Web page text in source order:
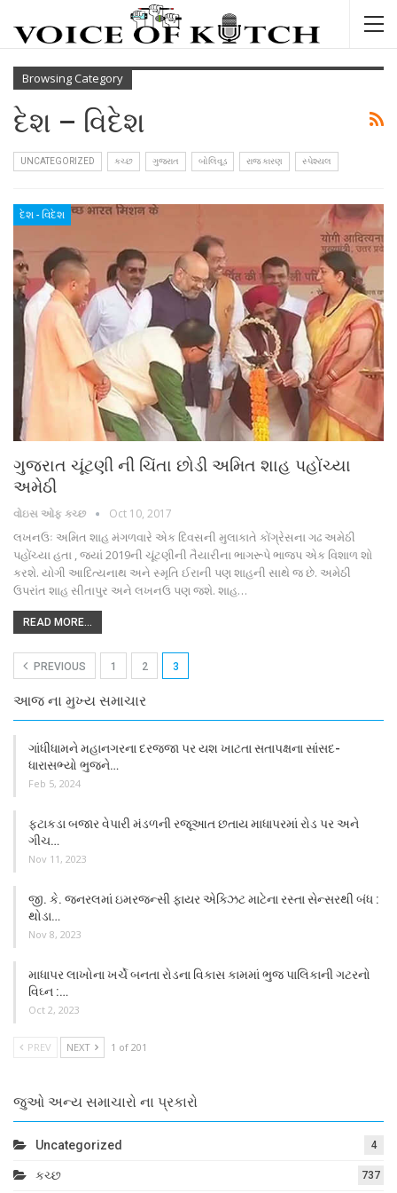
Browsing Category
દેશ – વિદેશ
UNCATEGORIZED કચ્છ ગુજરાત બોલિવૂડ રાજ કારણ સ્પેશ્યલ
દેશ - વિદેશ
ગુજરાત ચૂંટણી ની ચિંતા છોડી અમિત શાહ પહોંચ્યા
અમેઠી
વોઇસ ઓફ કચ્છ Oct 10, 2017
લખનઉઃ અમિત શાહ મંગળવારે એક દિવસની મુલાકાતે કોંગ્રેસના ગઢ અમેઠી
પહોંચ્યા હતા , જ્યાં 2019ની ચૂંટણીની તૈયારીના ભાગરૂપે ભાજપ એક વિશાળ શો
કરશે. યોગી આદિત્યનાથ અને સ્મૃતિ ઈરાની પણ શાહની સાથે જ છે. અમેઠી
ઉપરાંત શાહ સીતાપુર અને લખનઉ પણ જશે. શાહ…
READ MORE...
PREVIOUS 1 2 3
આજ ના મુખ્ય સમાચાર
ગાંધીધામને મહાનગરના દરજજા પર યશ ખાટતા સતાપક્ષના સાંસદ-
ધારાસભ્યો ભુજને…
Feb 5, 2024
ફટાકડા બજાર વેપારી મંડળની રજૂઆત છતાય માધાપરમાં રોડ પર અને
ગીચ…
Nov 11, 2023
જી. કે. જનરલમાં ઇમરજન્સી ફાયર એક્ઝિટ માટેના રસ્તા સેન્સરથી બંધ :
થોડા…
Nov 8, 2023
માધાપર લાખોના ખર્ચે બનતા રોડના વિકાસ કામમાં ભુજ પાલિકાની ગટરનો
વિઘ્ન :…
Oct 2, 2023
PREV NEXT 1 of 201
જુઓ અન્ય સમાચારો ના પ્રકારો
Uncategorized 4
કચ્છ 737